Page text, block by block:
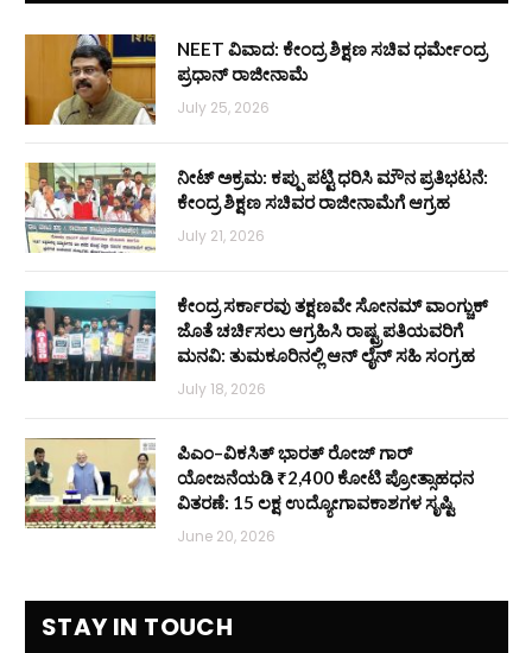
NEET ವಿವಾದ: ಕೇಂದ್ರ ಶಿಕ್ಷಣ ಸಚಿವ ಧರ್ಮೇಂದ್ರ
ಪ್ರಧಾನ್ ರಾಜೀನಾಮೆ
July 25, 2026
ನೀಟ್ ಅಕ್ರಮ: ಕಪ್ಪು ಪಟ್ಟಿ ಧರಿಸಿ ಮೌನ ಪ್ರತಿಭಟನೆ:
ಕೇಂದ್ರ ಶಿಕ್ಷಣ ಸಚಿವರ ರಾಜೀನಾಮೆಗೆ ಆಗ್ರಹ
July 21, 2026
ಕೇಂದ್ರ ಸರ್ಕಾರವು ತಕ್ಷಣವೇ ಸೋನಮ್ ವಾಂಗ್ಚುಕ್
ಜೊತೆ ಚರ್ಚಿಸಲು ಆಗ್ರಹಿಸಿ ರಾಷ್ಟ್ರಪತಿಯವರಿಗೆ
ಮನವಿ: ತುಮಕೂರಿನಲ್ಲಿ ಆನ್‌ ಲೈನ್ ಸಹಿ ಸಂಗ್ರಹ
July 18, 2026
ಪಿಎಂ–ವಿಕಸಿತ್ ಭಾರತ್ ರೋಜ್‌ ಗಾರ್
ಯೋಜನೆಯಡಿ ₹2,400 ಕೋಟಿ ಪ್ರೋತ್ಸಾಹಧನ
ವಿತರಣೆ: 15 ಲಕ್ಷ ಉದ್ಯೋಗಾವಕಾಶಗಳ ಸೃಷ್ಟಿ
June 20, 2026
STAY IN TOUCH